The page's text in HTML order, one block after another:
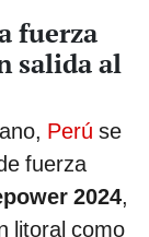
fuerza
salida al
Perú se
fuerza
2024,
litoral como